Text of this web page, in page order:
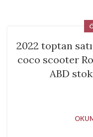
2022 toptan
coco scooter
ABD